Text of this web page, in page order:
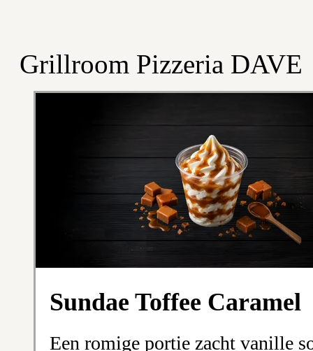
Grillroom Pizzeria DAVE
Sundae Toffee Caramel
Een romige portie zacht vanille